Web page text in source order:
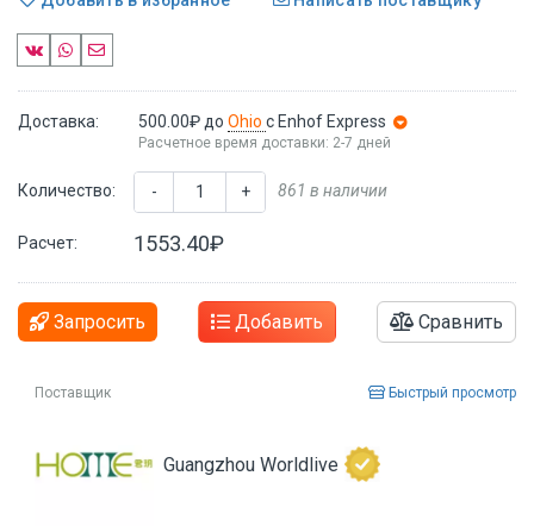
Доставка: 500.00₽ до Ohio с Enhof Express
Расчетное время доставки: 2-7 дней
Количество: - + 861 в наличии
Расчет: 1553.40₽
Запросить Добавить Сравнить
Поставщик Быстрый просмотр
Guangzhou Worldlive